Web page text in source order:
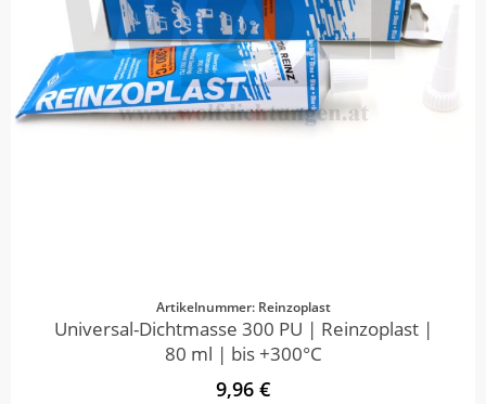
Artikelnummer: Reinzoplast
Universal-Dichtmasse 300 PU | Reinzoplast |
80 ml | bis +300°C
9,96 €